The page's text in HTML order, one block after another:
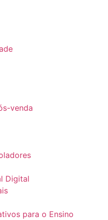
venda
Digital
para o Ensino